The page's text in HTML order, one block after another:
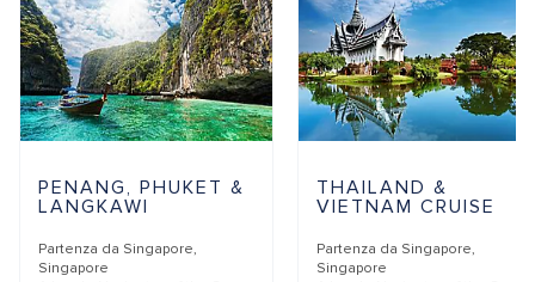
PENANG, PHUKET &
LANGKAWI
Partenza da Singapore,
Singapore
THAILAND &
VIETNAM CRUISE
Partenza da Singapore,
Singapore